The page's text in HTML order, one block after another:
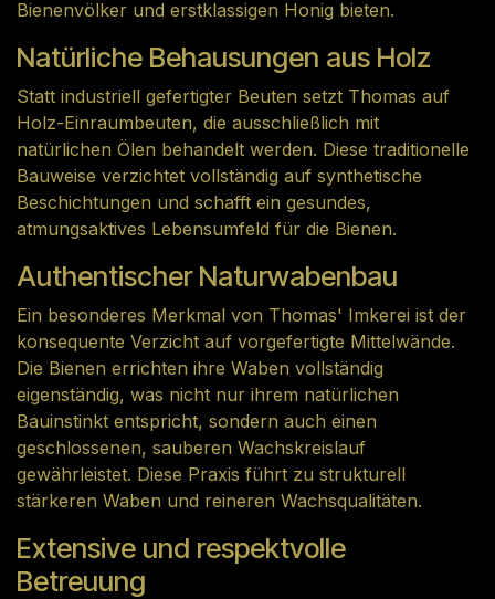
Bienenvölker und erstklassigen Honig bieten.
Natürliche Behausungen aus Holz
Statt industriell gefertigter Beuten setzt Thomas auf
Holz-Einraumbeuten, die ausschließlich mit
natürlichen Ölen behandelt werden. Diese traditionelle
Bauweise verzichtet vollständig auf synthetische
Beschichtungen und schafft ein gesundes,
atmungsaktives Lebensumfeld für die Bienen.
Authentischer Naturwabenbau
Ein besonderes Merkmal von Thomas' Imkerei ist der
konsequente Verzicht auf vorgefertigte Mittelwände.
Die Bienen errichten ihre Waben vollständig
eigenständig, was nicht nur ihrem natürlichen
Bauinstinkt entspricht, sondern auch einen
geschlossenen, sauberen Wachskreislauf
gewährleistet. Diese Praxis führt zu strukturell
stärkeren Waben und reineren Wachsqualitäten.
Extensive und respektvolle
Betreuung